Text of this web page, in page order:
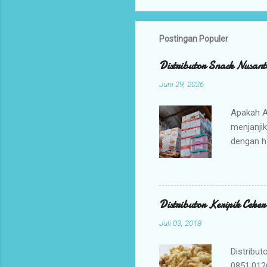
Postingan Populer
Distributor Snack
Juni 29, 2026
Apakah
dengan
jajanan
kami
Distributor Keripik
Juli 03, 2018